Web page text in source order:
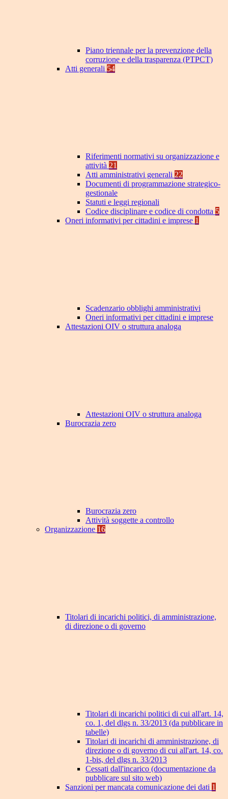
Piano triennale per la prevenzione della
corruzione e della trasparenza (PTPCT)
Atti generali 54
Riferimenti normativi su organizzazione e
attività 21
Atti amministrativi generali 22
Documenti di programmazione strategico-
gestionale
Statuti e leggi regionali
Codice disciplinare e codice di condotta 5
Oneri informativi per cittadini e imprese 1
Scadenzario obblighi amministrativi
Oneri informativi per cittadini e imprese
Attestazioni OIV o struttura analoga
Attestazioni OIV o struttura analoga
Burocrazia zero
Burocrazia zero
Attività soggette a controllo
Organizzazione 16
Titolari di incarichi politici, di amministrazione,
di direzione o di governo
Titolari di incarichi politici di cui all'art. 14,
co. 1, del dlgs n. 33/2013 (da pubblicare in
tabelle)
Titolari di incarichi di amministrazione, di
direzione o di governo di cui all'art. 14, co.
1-bis, del dlgs n. 33/2013
Cessati dall'incarico (documentazione da
pubblicare sul sito web)
Sanzioni per mancata comunicazione dei dati 1